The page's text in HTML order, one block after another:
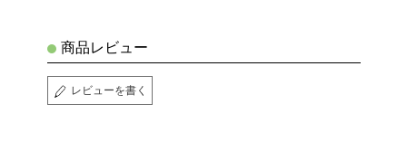
商品レビュー
レビューを書く